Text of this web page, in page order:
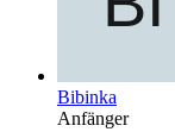
Bibinka
Anfänger